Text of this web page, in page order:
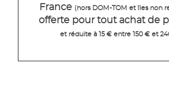
France (hors DOM-TOM et îles non
offerte pour tout achat de
et réduite à 15 € entre 150 € et